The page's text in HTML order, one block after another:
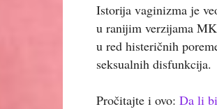
Istorija vaginizma je
u ranijim verzijama
u red histeričnih
seksualnih disfunkcija.
Pročitajte i ovo: Da li